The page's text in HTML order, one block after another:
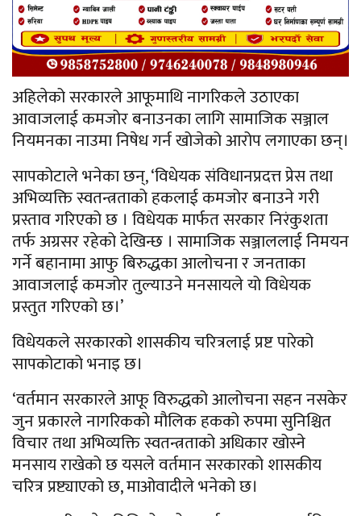
अहिलेको सरकारले आफूमाथि नागरिकले उठाएका
आवाजलाई कमजोर बनाउनका लागि सामाजिक सञ्जाल
नियमनका नाउमा निषेध गर्न खोजेको आरोप लगाएका छन्।
सापकोटाले भनेका छन्, ‘विधेयक संविधानप्रदत्त प्रेस तथा
अभिव्यक्ति स्वतन्त्रताको हकलाई कमजोर बनाउने गरी
प्रस्ताव गरिएको छ । विधेयक मार्फत सरकार निरंकुशता
तर्फ अग्रसर रहेको देखिन्छ । सामाजिक सञ्जाललाई निमयन
गर्ने बहानामा आफु बिरुद्धका आलोचना र जनताका
आवाजलाई कमजोर तुल्याउने मनसायले यो विधेयक
प्रस्तुत गरिएको छ।’
विधेयकले सरकारको शासकीय चरित्रलाई प्रष्ट पारेको
सापकोटाको भनाइ छ।
‘वर्तमान सरकारले आफू विरुद्धको आलोचना सहन नसकेर
जुन प्रकारले नागरिकको मौलिक हकको रुपमा सुनिश्चित
विचार तथा अभिव्यक्ति स्वतन्त्रताको अधिकार खोस्ने
मनसाय राखेको छ यसले वर्तमान सरकारको शासकीय
चरित्र प्रष्ट्याएको छ, माओवादीले भनेको छ।